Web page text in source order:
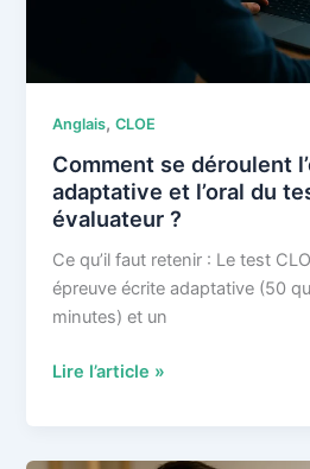
Anglais,CLOE
Comment se déroulent
adaptative et l’oral du
évaluateur ?
Ce qu’il faut retenir : Le test
épreuve écrite adaptative (50
minutes) et un
Comment
l’épreuve
Lire l’article »